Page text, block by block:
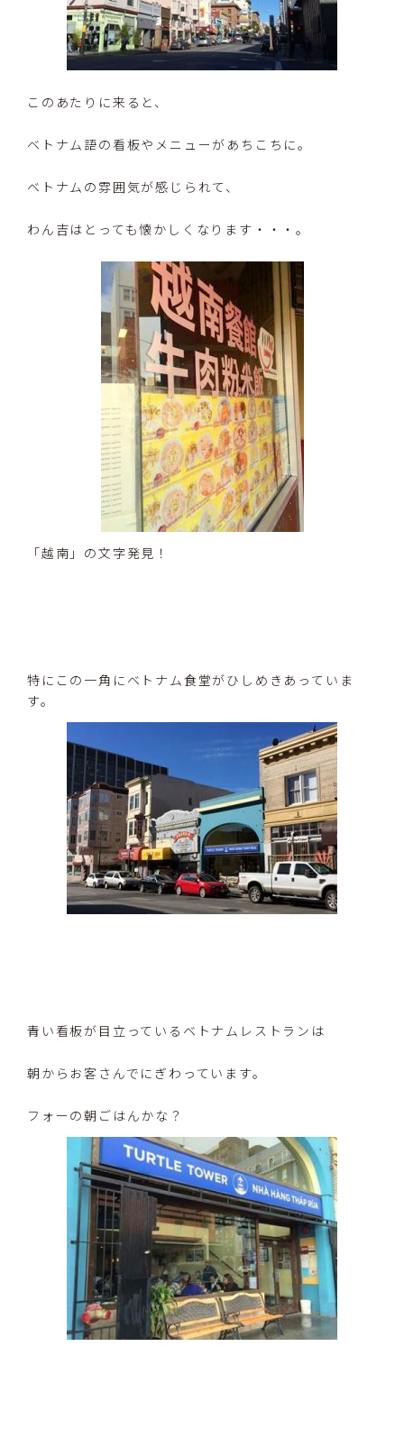
このあたりに来ると、
ベトナム語の看板やメニューがあちこちに。
ベトナムの雰囲気が感じられて、
わん吉はとっても懐かしくなります・・・。
「越南」の文字発見！
特にこの一角にベトナム食堂がひしめきあっていま
す。
青い看板が目立っているベトナムレストランは
朝からお客さんでにぎわっています。
フォーの朝ごはんかな？